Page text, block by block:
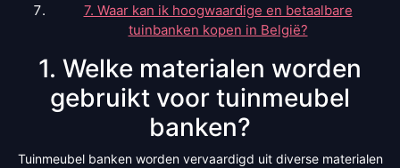
7. Waar kan ik hoogwaardige en betaalbare
tuinbanken kopen in België?
1. Welke materialen worden
gebruikt voor tuinmeubel
banken?
Tuinmeubel banken worden vervaardigd uit diverse materialen